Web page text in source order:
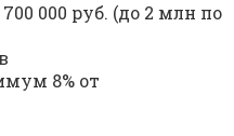
000 руб. (до 2 млн по
8% от